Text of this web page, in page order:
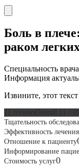
Боль в
раком
Специальность
Информация
Извините, этот
Тщательность
Эффективность лечения
Отношение к пациенту
Информирование
Стоимость услуг0